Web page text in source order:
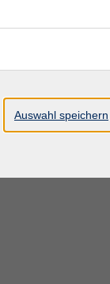
Freitag
Auswahl speichern